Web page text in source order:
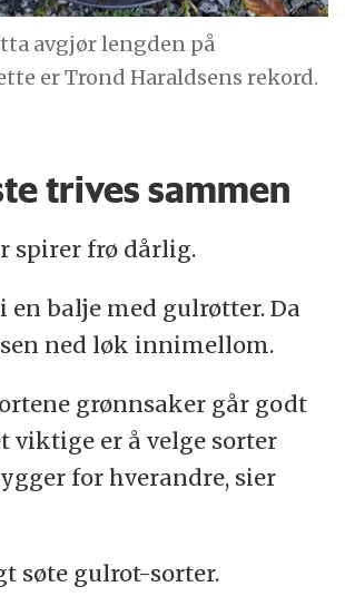
avgjør lengden på
er Trond Haraldsens rekord.
trives sammen
spirer frø dårlig.
en balje med gulrøtter. Da
ned løk innimellom.
grønnsaker går godt
viktige er å velge sorter
for hverandre, sier
søte gulrot-sorter.